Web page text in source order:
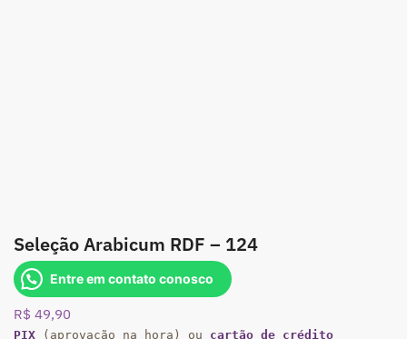
Seleção Arabicum RDF – 124
Entre em contato conosco
R$ 49,90
PIX (aprovação na hora) ou cartão de crédito